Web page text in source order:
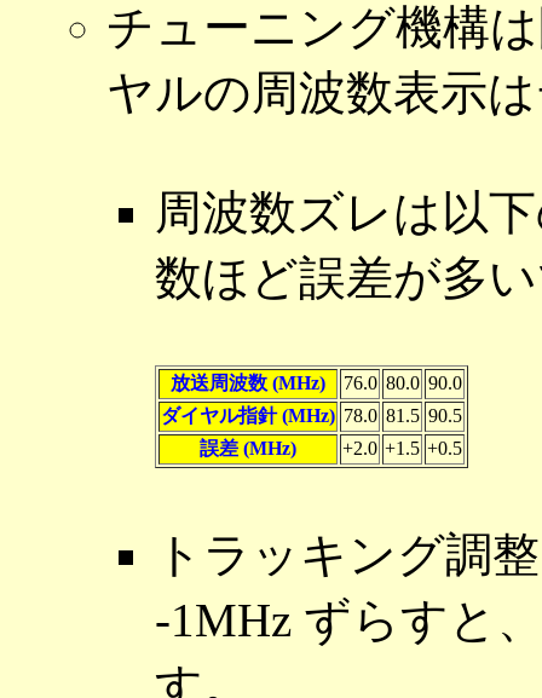
チューニング機構
ヤルの周波数表示
周波数ズレは以
数ほど誤差が多
放送周波数 (MHz) 76.0 80.0 90.0
ダイヤル指針 (MHz) 78.0 81.5 90.5
誤差 (MHz)
+2.0 +1.5 +0.5
トラッキング調
-1MHz ずらすと
す。